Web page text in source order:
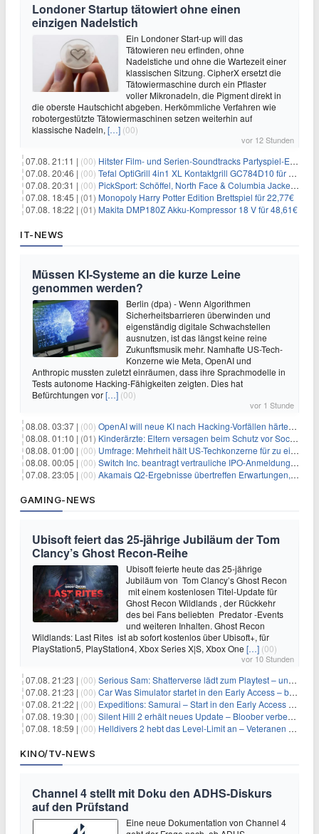
Londoner Startup tätowiert ohne einen
einzigen Nadelstich
Ein Londoner Start-up will das
Tätowieren neu erfinden, ohne
Nadelstiche und ohne die Wartezeit einer
klassischen Sitzung. CipherX ersetzt die
Tätowiermaschine durch ein Pflaster
voller Mikronadeln, die Pigment direkt in
die oberste Hautschicht abgeben. Herkömmliche Verfahren wie
robotergestützte Tätowiermaschinen setzen weiterhin auf
klassische Nadeln, […] (00)
vor 12 Stunden
07.08. 21:11 | (00) Hitster Film- und Serien-Soundtracks Partyspiel-Erweiterung für 6,99€
07.08. 20:46 | (00) Tefal OptiGrill 4in1 XL Kontaktgrill GC784D10 für 239,99€
07.08. 20:31 | (00) PickSport: Schöffel, North Face & Columbia Jacken ab 39,60€
07.08. 18:45 | (01) Monopoly Harry Potter Edition Brettspiel für 22,77€
07.08. 18:22 | (01) Makita DMP180Z Akku-Kompressor 18 V für 48,61€
IT-NEWS
Müssen KI-Systeme an die kurze Leine
genommen werden?
Berlin (dpa) - Wenn Algorithmen
Sicherheitsbarrieren überwinden und
eigenständig digitale Schwachstellen
ausnutzen, ist das längst keine reine
Zukunftsmusik mehr. Namhafte US-Tech-
Konzerne wie Meta, OpenAI und
Anthropic mussten zuletzt einräumen, dass ihre Sprachmodelle in
Tests autonome Hacking-Fähigkeiten zeigten. Dies hat
Befürchtungen vor[…] (00)
vor 1 Stunde
08.08. 03:37 | (00) OpenAI will neue KI nach Hacking-Vorfällen härter überwachen
08.08. 01:10 | (01) Kinderärzte: Eltern versagen beim Schutz vor Social Media
08.08. 01:00 | (00) Umfrage: Mehrheit hält US-Techkonzerne für zu einflussreich
08.08. 00:05 | (00) Switch Inc. beantragt vertrauliche IPO-Anmeldung im Zuge des AI-Booms
07.08. 23:05 | (00) Akamais Q2-Ergebnisse übertreffen Erwartungen, doch Aktien fallen: Ein tieferer Blick
GAMING-NEWS
Ubisoft feiert das 25-jährige Jubiläum der Tom
Clancy’s Ghost Recon-Reihe
Ubisoft feierte heute das 25-jährige
Jubiläum von Tom Clancy’s Ghost Recon
mit einem kostenlosen Titel-Update für
Ghost Recon Wildlands , der Rückkehr
des bei Fans beliebten Predator -Events
und weiteren Inhalten. Ghost Recon
Wildlands: Last Rites ist ab sofort kostenlos über Ubisoft+, für
PlayStation5, PlayStation4, Xbox Series X|S, Xbox One […] (00)
vor 10 Stunden
07.08. 21:23 | (00) Serious Sam: Shatterverse lädt zum Playtest – und erscheint schon bald!
07.08. 21:23 | (00) Car Was Simulator startet in den Early Access – bald gehts los!
07.08. 21:22 | (00) Expeditions: Samurai – Start in den Early Access ab heute im feudalen Japan
07.08. 19:30 | (00) Silent Hill 2 erhält neues Update – Bloober verbessert Grafik und Performance
07.08. 18:59 | (00) Helldivers 2 hebt das Level-Limit an – Veteranen können endlich weiter aufsteigen
KINO/TV-NEWS
Channel 4 stellt mit Doku den ADHS-Diskurs
auf den Prüfstand
Eine neue Dokumentation von Channel 4